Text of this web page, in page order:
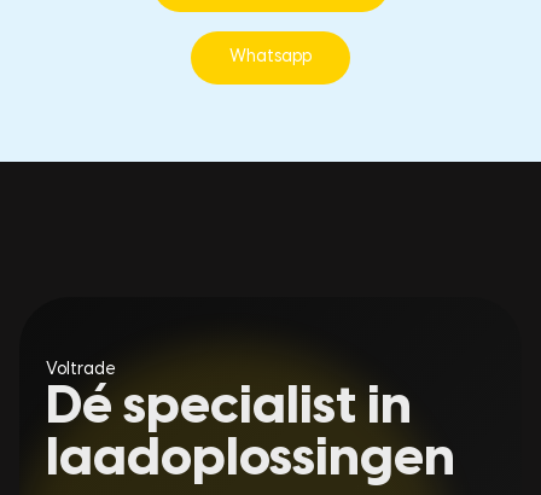
Whatsapp
Voltrade
Dé specialist in
laadoplossingen